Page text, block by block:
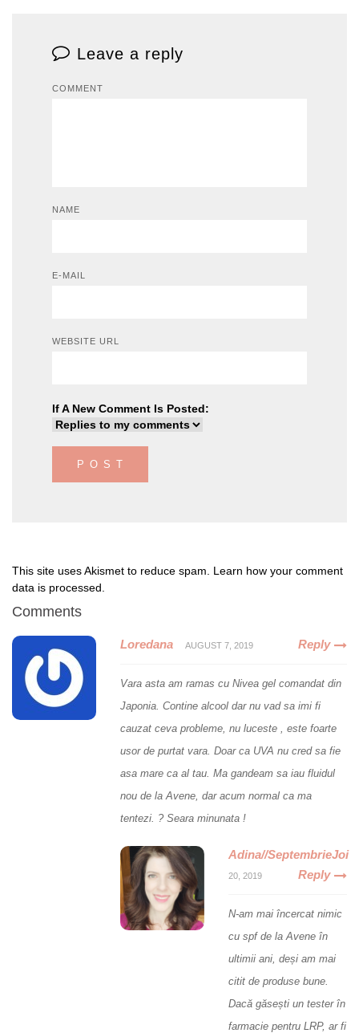
Leave a reply
COMMENT
NAME
E-MAIL
WEBSITE URL
If A New Comment Is Posted:
This site uses Akismet to reduce spam. Learn how your comment
data is processed
Comments
Loredana AUGUST 7, 2019 Reply
Vara asta am ramas cu Nivea gel comandat din
Japonia. Contine alcool dar nu vad sa imi fi
cauzat ceva probleme, nu luceste , este foarte
usor de purtat vara. Doar ca UVA nu cred sa fie
asa mare ca al tau. Ma gandeam sa iau fluidul
nou de la Avene, dar acum normal ca ma
tentezi. ? Seara minunata !
Adina//SeptembrieJoi
20, 2019 Reply
N-am mai încercat nimic
cu spf de la Avene în
ultimii ani, deși am mai
citit de produse bune.
Dacă găsești un tester în
farmacie pentru LRP, ar fi